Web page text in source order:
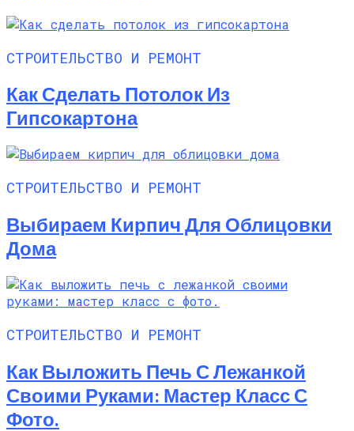
СТРОИТЕЛЬСТВО И РЕМОНТ
Как Сделать Потолок Из
Гипсокартона
СТРОИТЕЛЬСТВО И РЕМОНТ
Выбираем Кирпич Для Облицовки
Дома
СТРОИТЕЛЬСТВО И РЕМОНТ
Как Выложить Печь С Лежанкой
Своими Руками: Мастер Класс С
Фото.